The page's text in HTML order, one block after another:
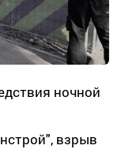
ночной
взрыв